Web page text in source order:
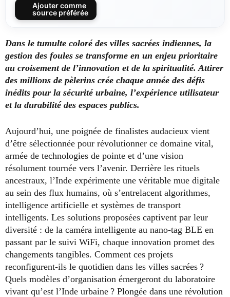
Ajouter comme
source préférée
Dans le tumulte coloré des villes sacrées indiennes, la
gestion des foules se transforme en un enjeu prioritaire
au croisement de l’innovation et de la spiritualité. Attirer
des millions de pèlerins crée chaque année des défis
inédits pour la sécurité urbaine, l’expérience utilisateur
et la durabilité des espaces publics.
Aujourd’hui, une poignée de finalistes audacieux vient
d’être sélectionnée pour révolutionner ce domaine vital,
armée de technologies de pointe et d’une vision
résolument tournée vers l’avenir. Derrière les rituels
ancestraux, l’Inde expérimente une véritable mue digitale
au sein des flux humains, où s’entrelacent algorithmes,
intelligence artificielle et systèmes de transport
intelligents. Les solutions proposées captivent par leur
diversité : de la caméra intelligente au nano-tag BLE en
passant par le suivi WiFi, chaque innovation promet des
changements tangibles. Comment ces projets
reconfigurent-ils le quotidien dans les villes sacrées ?
Quels modèles d’organisation émergeront du laboratoire
vivant qu’est l’Inde urbaine ? Plongée dans une révolution